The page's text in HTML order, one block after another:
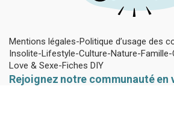
Mentions légales Politique d’usage des
Insolite Lifestyle Culture Nature Famille
Love & Sexe Fiches DIY
Rejoignez notre communauté en